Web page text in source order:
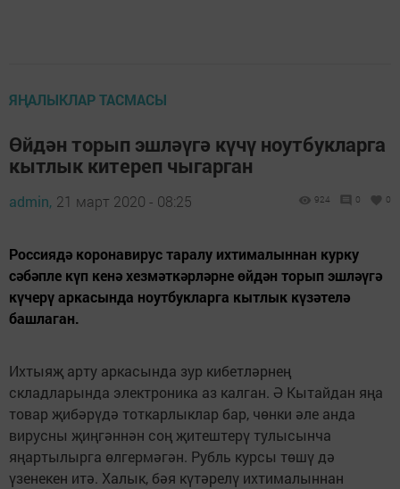
ЯҢАЛЫКЛАР ТАСМАСЫ
Өйдән торып эшләүгә күчү ноутбукларга
кытлык китереп чыгарган
admin, 21 март 2020 - 08:25 924 0 0
Россиядә коронавирус таралу ихтималыннан курку
сәбәпле күп кенә хезмәткәрләрне өйдән торып эшләүгә
күчерү аркасында ноутбукларга кытлык күзәтелә
башлаган.
Ихтыяҗ арту аркасында зур кибетләрнең
складларында электроника аз калган. Ә Кытайдан яңа
товар җибәрүдә тоткарлыклар бар, чөнки әле анда
вирусны җиңгәннән соң җитештерү тулысынча
яңартылырга өлгермәгән. Рубль курсы төшү дә
үзенекен итә. Халык, бәя күтәрелү ихтималыннан